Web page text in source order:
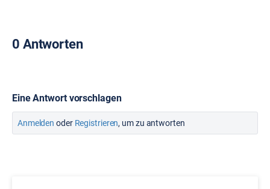
0 Antworten
Eine Antwort vorschlagen
Anmelden oder Registrieren, um zu antworten